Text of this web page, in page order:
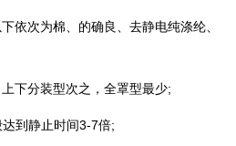
依次为棉、的确良、去静电纯涤纶、
下分装型次之，全罩型最少;
到静止时间3-7倍;